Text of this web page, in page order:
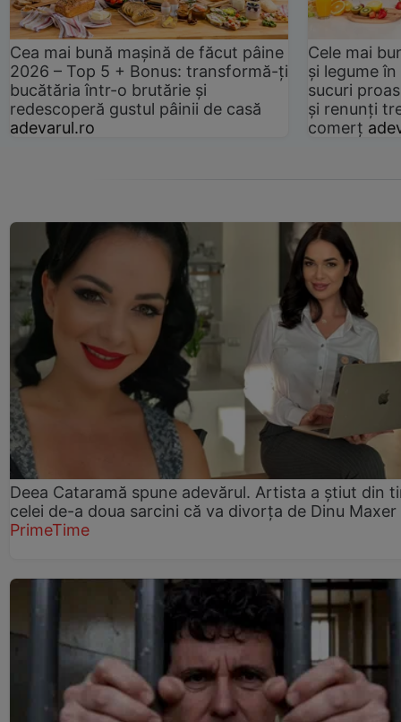
Cea mai bună mașină de făcut pâine
2026 – Top 5 + Bonus: transformă-ți
bucătăria într-o brutărie și
redescoperă gustul pâinii de casă
adevarul.ro
Cele mai
și legume
sucuri
și renunți
comerț
Deea Cataramă spune adevărul. Artista a știut din
celei de-a doua sarcini că va divorța de Dinu Maxer
PrimeTime